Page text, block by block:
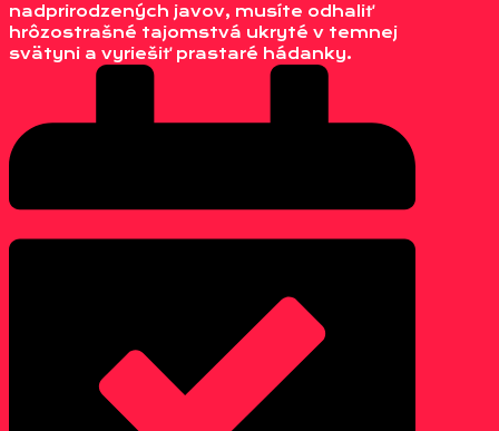
nadprirodzených javov, musíte odhaliť
hrôzostrašné tajomstvá ukryté v temnej
svätyni a vyriešiť prastaré hádanky.